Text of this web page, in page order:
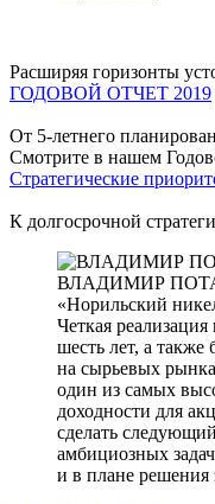
Расширяя горизонты
ГОДОВОЙ ОТЧЕТ 2019
От 5-летнего
Смотрите в нашем
Стратегические
К долгосрочной
ВЛАДИМИР
«Норильский
Четкая
шесть лет, а
на сырьевых
один из самых
доходности для
сделать
амбициозных
и в плане решения